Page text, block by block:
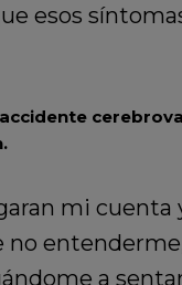
esos
mi
a